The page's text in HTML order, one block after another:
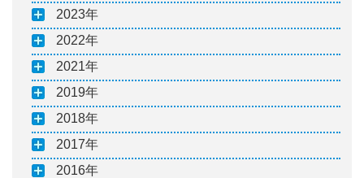
2023
2022
2021
2019
2018
2017
2016